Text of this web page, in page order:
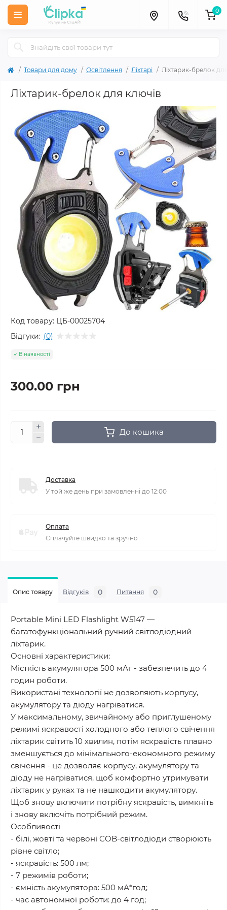
0
Товари для дому Освітлення Ліхтарі Ліхтарик-брелок
Ліхтарик-брелок для ключів
Код товару: ЦБ-00025704
Відгуки: (0)
В наявності
300.00 грн
До кошика
Доставка
У той же день при замовленні до 12:00
Оплата
Сплачуйте швидко та зручно
Опис товару Відгуків 0 Питання 0
Portable Mini LED Flashlight W5147 —
багатофункціональний ручний світлодіодний
ліхтарик.
Основні характеристики:
Місткість акумулятора 500 мАг - забезпечить до 4
годин роботи.
Використані технології не дозволяють корпусу,
акумулятору та діоду нагріватися.
У максимальному, звичайному або приглушеному
режимі яскравості холодного або теплого свічення
ліхтарик світить 10 хвилин, потім яскравість плавно
зменшується до мінімального-економного режиму
свічення - це дозволяє корпусу, акумулятору та
діоду не нагріватися, щоб комфортно утримувати
ліхтарик у руках та не нашкодити акумулятору.
Щоб знову включити потрібну яскравість, вимкніть
і знову включіть потрібний режим.
Особливості
- білі, жовті та червоні COB-світлодіоди створюють
рівне світло;
- яскравість: 500 лм;
- 7 режимів роботи;
- ємність акумулятора: 500 мА*год;
- час автономної роботи: до 4 год;